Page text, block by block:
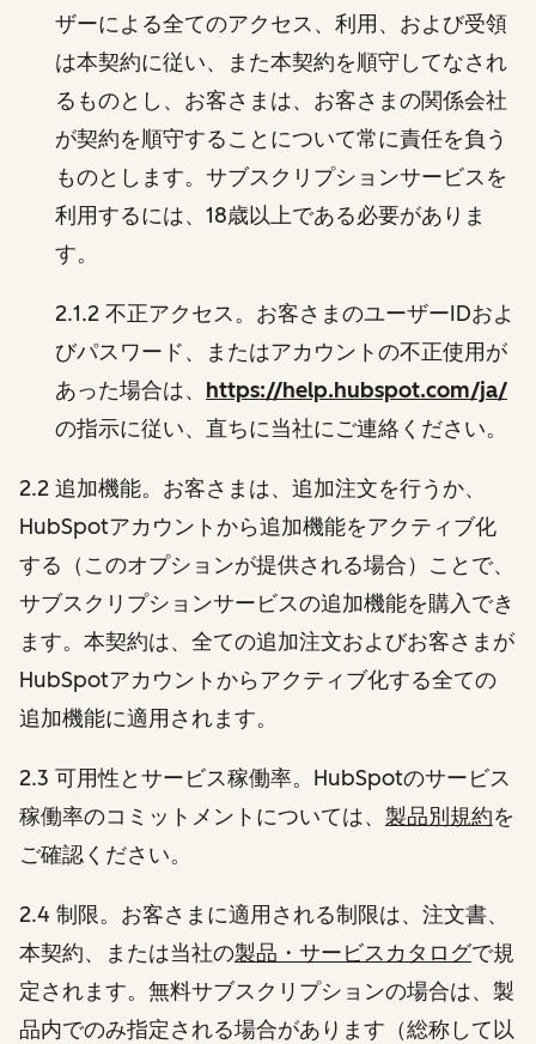
ザーによる全てのアクセス、利用、および受領
は本契約に従い、また本契約を順守してなされ
るものとし、お客さまは、お客さまの関係会社
が契約を順守することについて常に責任を負う
ものとします。サブスクリプションサービスを
利用するには、18歳以上である必要がありま
す。
2.1.2 不正アクセス。お客さまのユーザーIDおよ
びパスワード、またはアカウントの不正使用が
あった場合は、 https://help.hubspot.com/ja/
の指示に従い、直ちに当社にご連絡ください。
2.2 追加機能。お客さまは、追加注文を行うか、
HubSpotアカウントから追加機能をアクティブ化
する（このオプションが提供される場合）ことで、
サブスクリプションサービスの追加機能を購入でき
ます。本契約は、全ての追加注文およびお客さまが
HubSpotアカウントからアクティブ化する全ての
追加機能に適用されます。
2.3 可用性とサービス稼働率。HubSpotのサービス
稼働率のコミットメントについては、 製品別規約を
ご確認ください。
2.4 制限。お客さまに適用される制限は、注文書、
本契約、または当社の製品・サービスカタログで規
定されます。無料サブスクリプションの場合は、製
品内でのみ指定される場合があります（総称して以